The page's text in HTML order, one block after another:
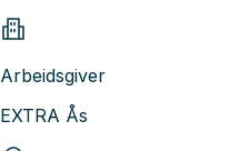
Arbeidsgiver
EXTRA Ås